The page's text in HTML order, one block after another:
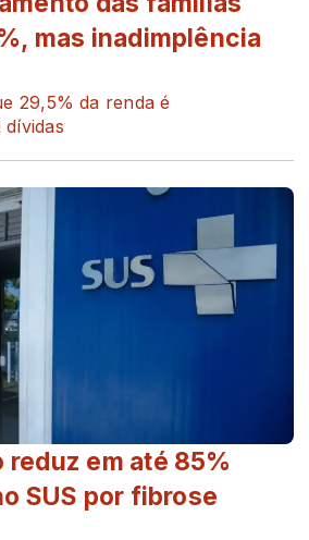
mas inadimplência
29,5% da renda é
em até 85%
SUS por fibrose